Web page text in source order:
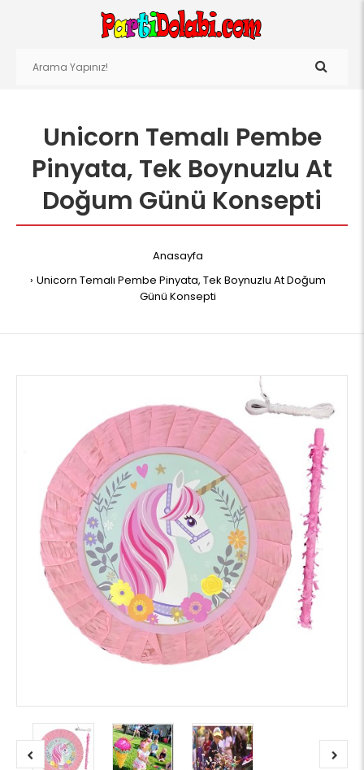
Unicorn Temalı Pembe
Pinyata, Tek Boynuzlu At
Doğum Günü Konsepti
Anasayfa
Unicorn Temalı Pembe Pinyata, Tek Boynuzlu At Doğum
Günü Konsepti